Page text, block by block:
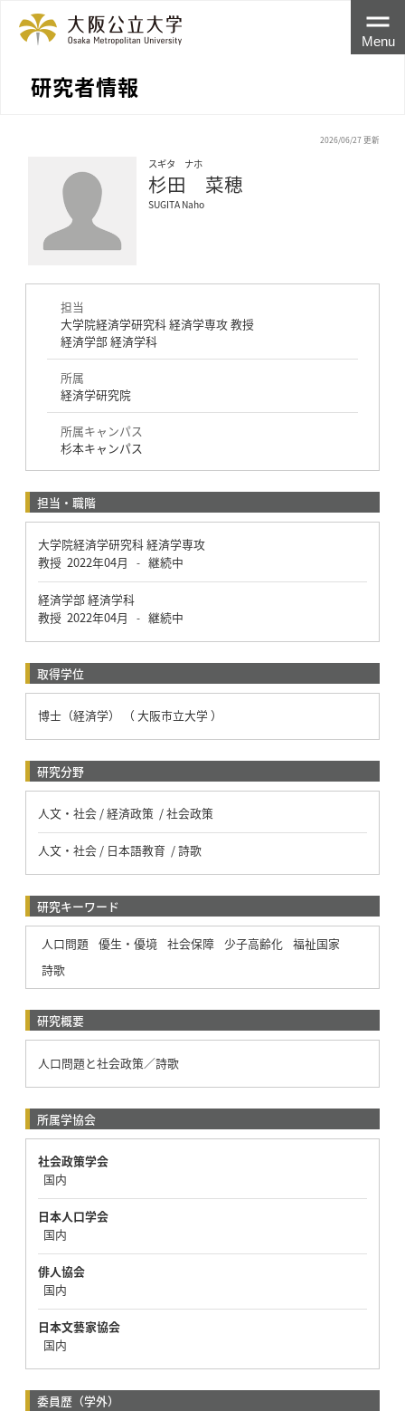
研究者情報
Menu
2026/06/27 更新
スギタ ナホ
杉田 菜穂
SUGITA Naho
担当
大学院経済学研究科 経済学専攻 教授
経済学部 経済学科
所属
経済学研究院
所属キャンパス
杉本キャンパス
担当・職階
大学院経済学研究科 経済学専攻
教授 2022年04月 - 継続中
経済学部 経済学科
教授 2022年04月 - 継続中
取得学位
博士（経済学） （ 大阪市立大学 ）
研究分野
人文・社会 / 経済政策 / 社会政策
人文・社会 / 日本語教育 / 詩歌
研究キーワード
人口問題 優生・優境 社会保障 少子高齢化
福祉国家
詩歌
研究概要
人口問題と社会政策／詩歌
所属学協会
社会政策学会
国内
日本人口学会
国内
俳人協会
国内
日本文藝家協会
国内
委員歴（学外）